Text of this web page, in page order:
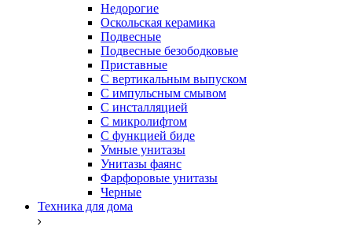
Недорогие
Оскольская керамика
Подвесные
Подвесные безободковые
Приставные
С вертикальным выпуском
С импульсным смывом
С инсталляцией
С микролифтом
С функцией биде
Умные унитазы
Унитазы фаянс
Фарфоровые унитазы
Черные
Техника для дома